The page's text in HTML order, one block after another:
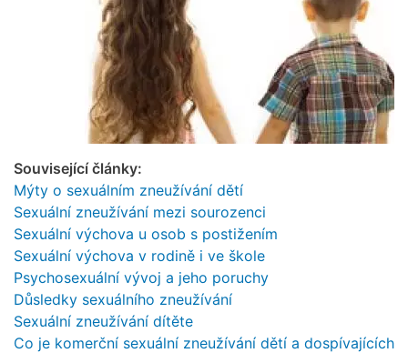
Související články:
Mýty o sexuálním zneužívání dětí
Sexuální zneužívání mezi sourozenci
Sexuální výchova u osob s postižením
Sexuální výchova v rodině i ve škole
Psychosexuální vývoj a jeho poruchy
Důsledky sexuálního zneužívání
Sexuální zneužívání dítěte
Co je komerční sexuální zneužívání dětí a dospívajících